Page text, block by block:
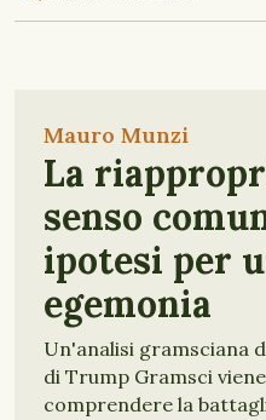
Mauro Munzi
La
senso
ipotesi per
egemonia
Un'analisi gramsciana
di Trump Gramsci
comprendere la